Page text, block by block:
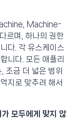
Machine-
르며, 하나의 권한
다. 각 유스케이스
니다. 모든 애플리
조금 더 넓은 범위
지로 맞추려 해서
모두에게 맞지 않